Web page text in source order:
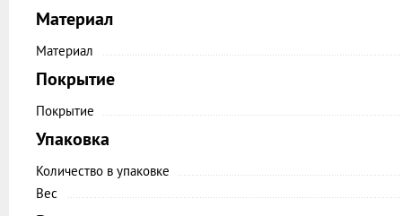
Материал
Материал
Покрытие
Покрытие
Упаковка
Количество в упаковке
Вес